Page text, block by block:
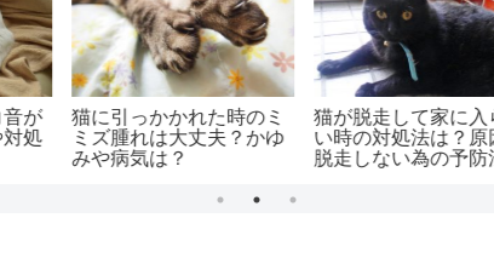
猫が脱走して家に入らな
い時の対処法は？原因と
脱走しない為の予防法
猫の呼吸が苦しそうな時
はどうすればいい？楽な
姿勢と対処府は？